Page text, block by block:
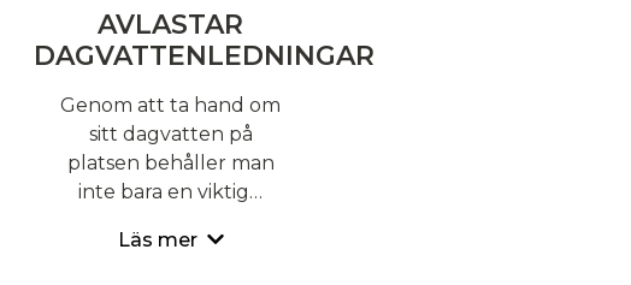
AVLASTAR
DAGVATTENLEDNINGAR
Genom att ta hand om
sitt dagvatten på
platsen behåller man
inte bara en viktig…
Läs mer